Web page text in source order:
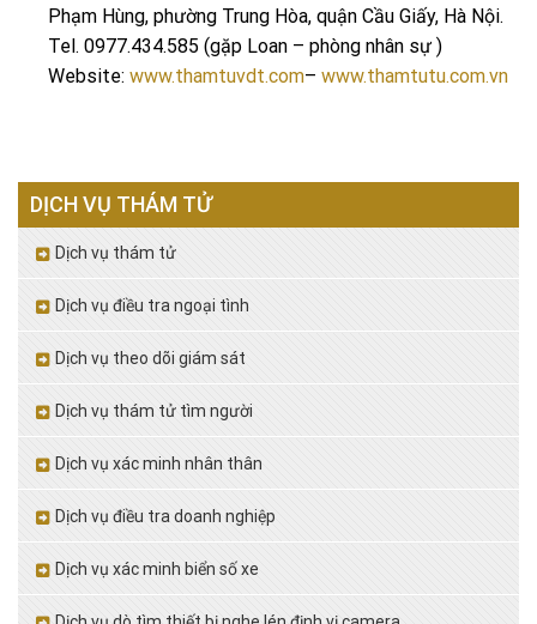
Phạm Hùng, phường Trung Hòa, quận Cầu Giấy, Hà Nội.
Tel. 0977.434.585 (gặp Loan – phòng nhân sự )
Website: www.thamtuvdt.com– www.thamtutu.com.vn
DỊCH VỤ THÁM TỬ
Dịch vụ thám tử
Dịch vụ điều tra ngoại tình
Dịch vụ theo dõi giám sát
Dịch vụ thám tử tìm người
Dịch vụ xác minh nhân thân
Dịch vụ điều tra doanh nghiệp
Dịch vụ xác minh biển số xe